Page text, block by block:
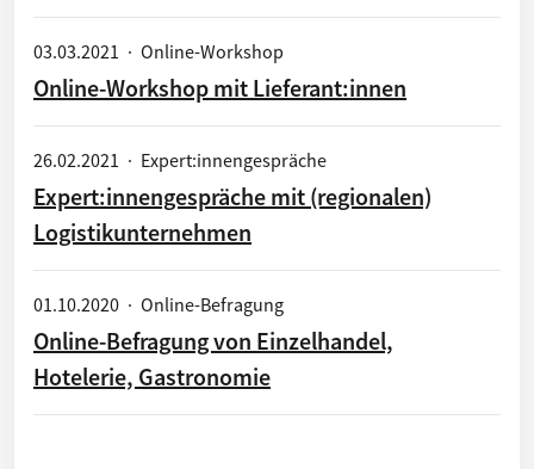
03.03.2021 · Online-Workshop
Online-Workshop mit Lieferant:innen
26.02.2021 · Expert:innengespräche
Expert:innengespräche mit (regionalen)
Logistikunternehmen
01.10.2020 · Online-Befragung
Online-Befragung von Einzelhandel,
Hotelerie, Gastronomie